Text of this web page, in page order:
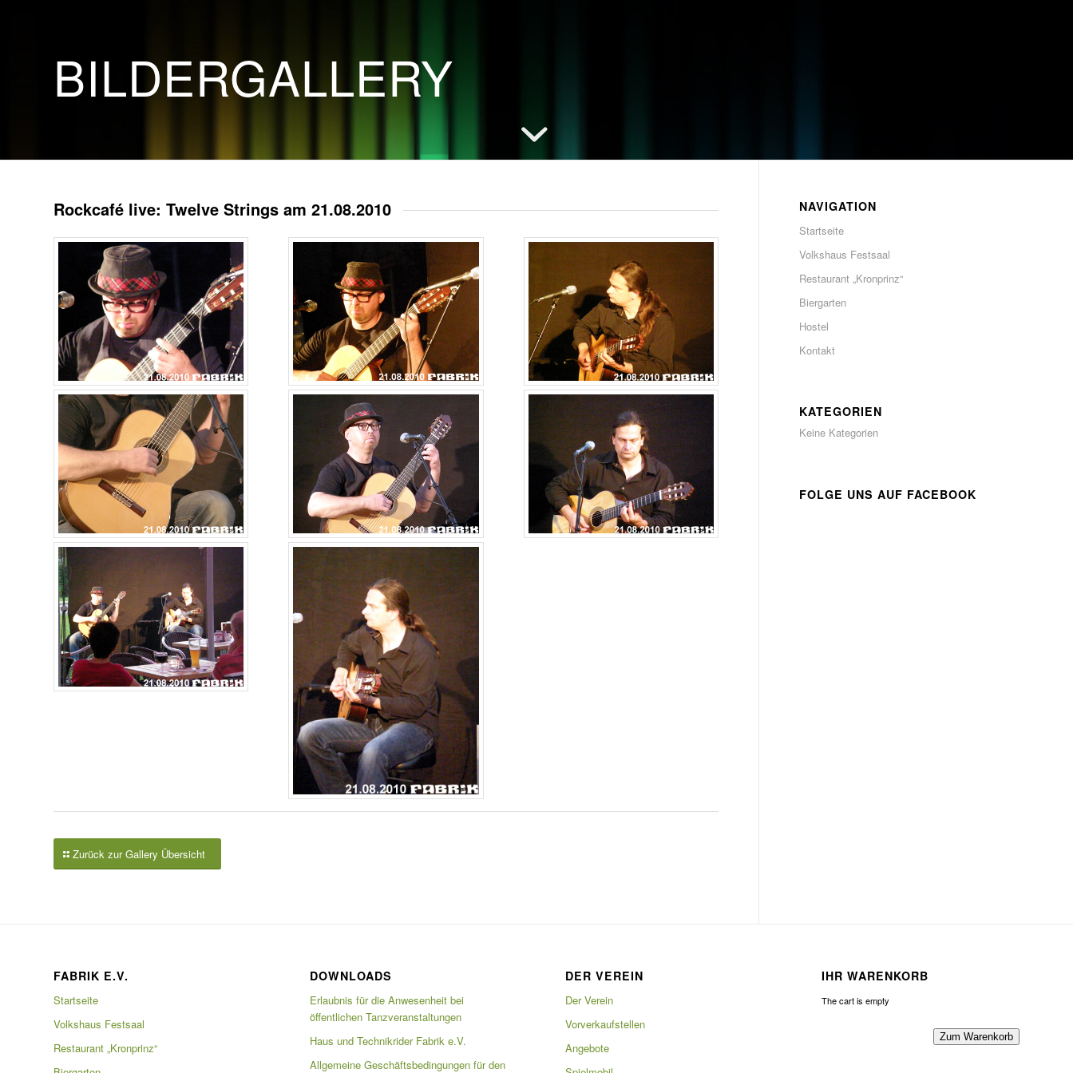
BILDERGALLERY
Rockcafé live: Twelve Strings am 21.08.2010
Zurück zur Gallery Übersicht
NAVIGATION
Startseite
Volkshaus Festsaal
Restaurant „Kronprinz“
Biergarten
Hostel
Kontakt
KATEGORIEN
Keine Kategorien
FOLGE UNS AUF FACEBOOK
FABRIK E.V.
Startseite
Volkshaus Festsaal
Restaurant „Kronprinz“
DOWNLOADS
Erlaubnis für die Anwesenheit bei
öffentlichen Tanzveranstaltungen
Haus und Technikrider Fabrik e.V.
Allgemeine Geschäftsbedingungen für den
DER VEREIN
Der Verein
Vorverkaufstellen
Angebote
IHR WARENKORB
The cart is empty
Zum Warenkorb